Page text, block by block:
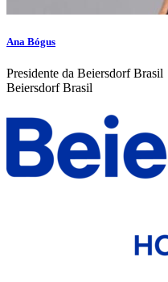
Ana Bógus
Presidente da Beiersdorf Brasil
Beiersdorf Brasil